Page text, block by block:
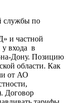
службы по
и частной
у входа в
на-Дону. Позицию
области. Как
от АО
Договор